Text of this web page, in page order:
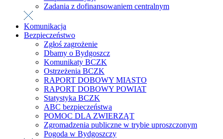
Zadania z dofinansowaniem centralnym
Komunikacja
Bezpieczeństwo
Zgłoś zagrożenie
Dbamy o Bydgoszcz
Komunikaty BCZK
Ostrzeżenia BCZK
RAPORT DOBOWY MIASTO
RAPORT DOBOWY POWIAT
Statystyka BCZK
ABC bezpieczeństwa
POMOC DLA ZWIERZĄT
Zgromadzenia publiczne w trybie uproszczonym
Pogoda w Bydgoszczy